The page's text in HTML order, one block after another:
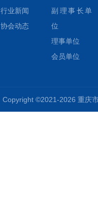
行业新闻
协会动态
副理事长单
位
理事单位
会员单位
Copyright ©2021-2026 重庆